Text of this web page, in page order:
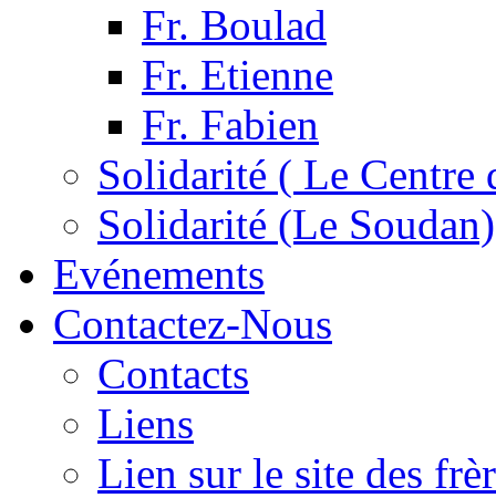
Fr. Boulad
Fr. Etienne
Fr. Fabien
Solidarité ( Le Centre
Solidarité (Le Soudan)
Evénements
Contactez-Nous
Contacts
Liens
Lien sur le site des